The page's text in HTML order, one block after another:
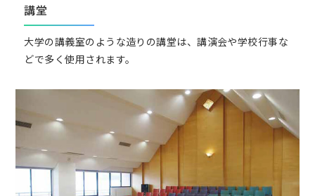
講堂
大学の講義室のような造りの講堂は、講演会や学校行事な
どで多く使用されます。